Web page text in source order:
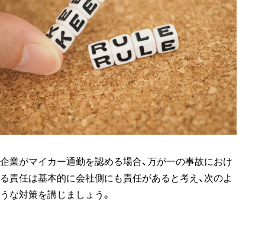
企業がマイカー通勤を認める場合、万が一の事故におけ
る責任は基本的に会社側にも責任があると考え、次のよ
うな対策を講じましょう。